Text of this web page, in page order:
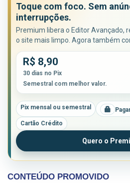
Toque com foco. Sem
interrupções.
Premium libera o Editor Avançado,
o site mais limpo. Agora também
R$ 8,90
30 dias no Pix
Semestral com melhor valor.
Pix mensal ou semestral
Cartão Crédito
Quero o